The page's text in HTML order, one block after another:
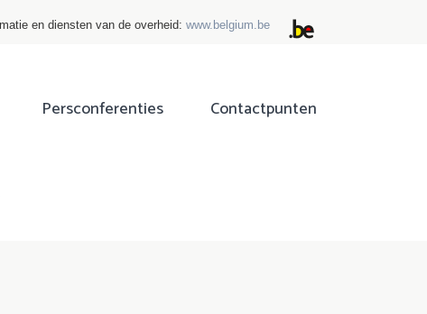
en diensten van de overheid: www.belgium.be
Persconferenties Contactpunten